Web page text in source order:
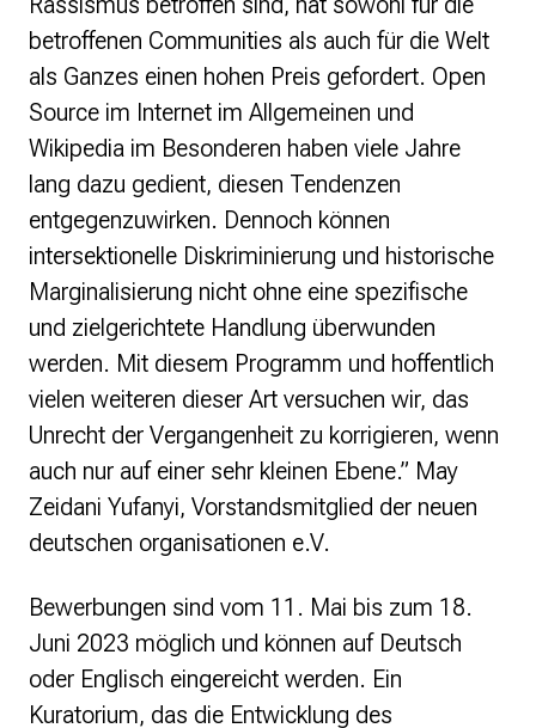
betroffenen Communities als auch für die Welt
als Ganzes einen hohen Preis gefordert. Open
Source im Internet im Allgemeinen und
Wikipedia im Besonderen haben viele Jahre
lang dazu gedient, diesen Tendenzen
entgegenzuwirken. Dennoch können
intersektionelle Diskriminierung und historische
Marginalisierung nicht ohne eine spezifische
und zielgerichtete Handlung überwunden
werden. Mit diesem Programm und hoffentlich
vielen weiteren dieser Art versuchen wir, das
Unrecht der Vergangenheit zu korrigieren, wenn
auch nur auf einer sehr kleinen Ebene.” May
Zeidani Yufanyi, Vorstandsmitglied der neuen
deutschen organisationen e.V.
Bewerbungen sind vom 11. Mai bis zum 18.
Juni 2023 möglich und können auf Deutsch
oder Englisch eingereicht werden. Ein
Kuratorium, das die Entwicklung des